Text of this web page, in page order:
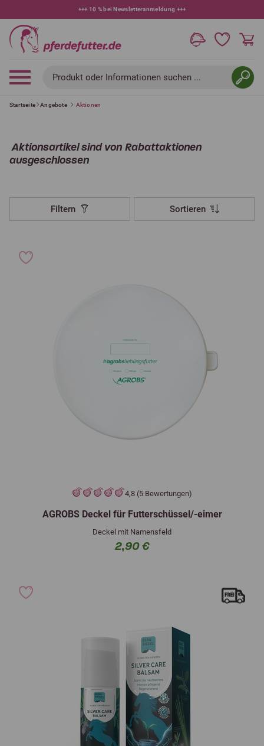
+++ 10 % bei Newsletteranmeldung +++
Produkt oder Informationen suchen ...
Startseite Angebote Aktionen
Aktionsartikel sind von Rabattaktionen
ausgeschlossen
Filtern Sortieren
4,8 (5 Bewertungen)
AGROBS Deckel für Futterschüssel/-eimer
Deckel mit Namensfeld
2,90 €